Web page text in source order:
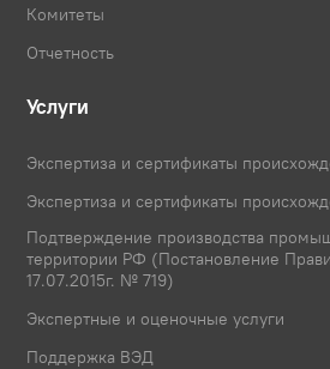
Комитеты
Отчетность
Услуги
Экспертиза и сертификаты
Экспертиза и сертификаты
Подтверждение производства
территории РФ (Постановление
17.07.2015г. № 719)
Экспертные и оценочные услуги
Поддержка ВЭД